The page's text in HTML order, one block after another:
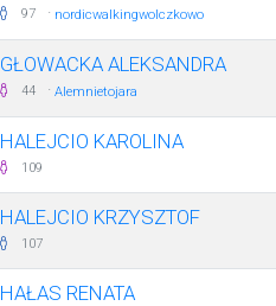
97 · nordicwalkingwolczkowo
GŁOWACKA ALEKSANDRA
44 · Alemnietojara
HALEJCIO KAROLINA
109
HALEJCIO KRZYSZTOF
107
HAŁAS RENATA